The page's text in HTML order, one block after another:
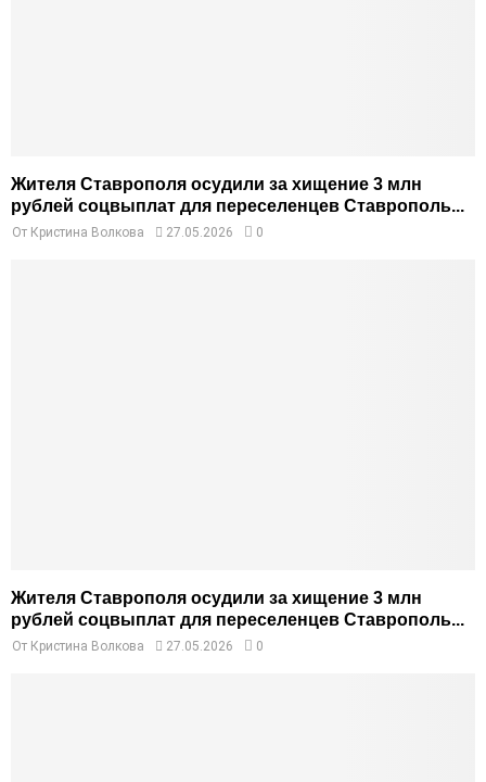
Жителя Ставрополя осудили за хищение 3 млн
рублей соцвыплат для переселенцев Ставрополь...
От Кристина Волкова 27.05.2026 0
Жителя Ставрополя осудили за хищение 3 млн
рублей соцвыплат для переселенцев Ставрополь...
От Кристина Волкова 27.05.2026 0